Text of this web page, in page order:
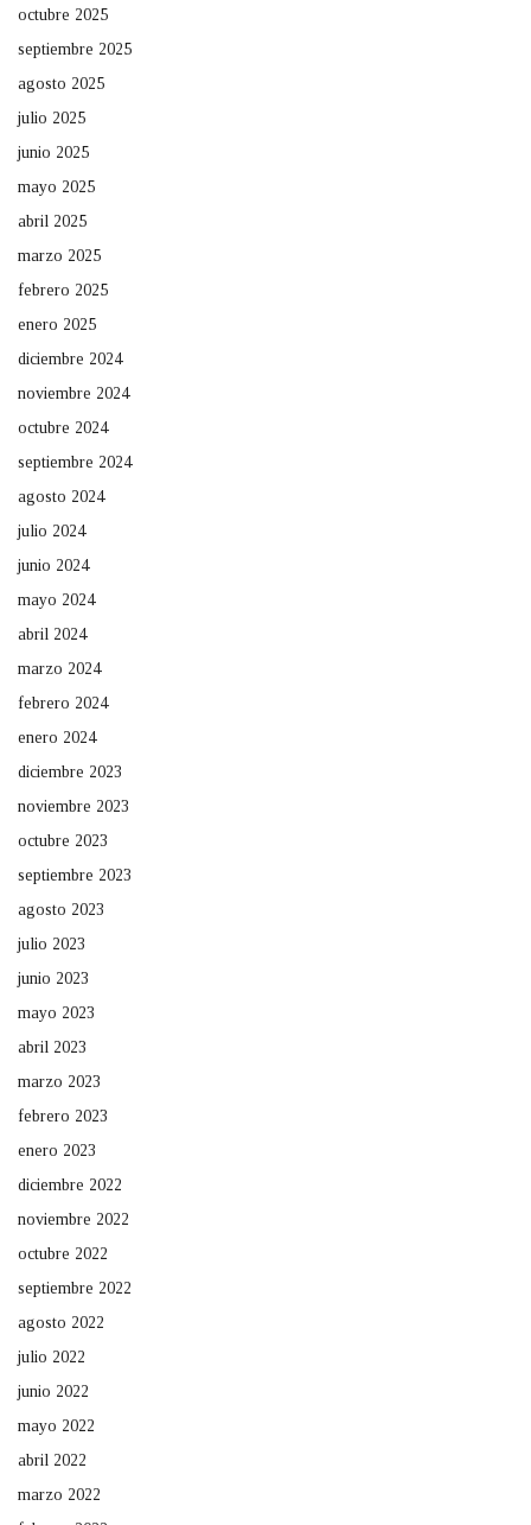
octubre 2025
septiembre 2025
agosto 2025
julio 2025
junio 2025
mayo 2025
abril 2025
marzo 2025
febrero 2025
enero 2025
diciembre 2024
noviembre 2024
octubre 2024
septiembre 2024
agosto 2024
julio 2024
junio 2024
mayo 2024
abril 2024
marzo 2024
febrero 2024
enero 2024
diciembre 2023
noviembre 2023
octubre 2023
septiembre 2023
agosto 2023
julio 2023
junio 2023
mayo 2023
abril 2023
marzo 2023
febrero 2023
enero 2023
diciembre 2022
noviembre 2022
octubre 2022
septiembre 2022
agosto 2022
julio 2022
junio 2022
mayo 2022
abril 2022
marzo 2022